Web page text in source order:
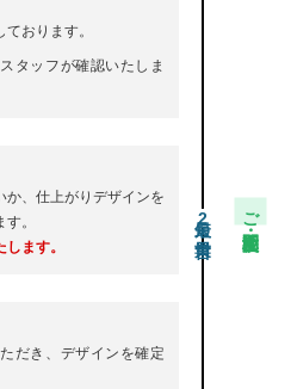
おります。
タッフが確認いたしま
か、仕上がりデザインを
。
ます。
だき、デザインを確定
2 ご注文・校正期間